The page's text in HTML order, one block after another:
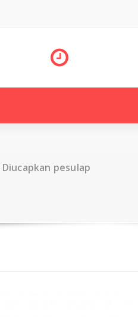
pesulap